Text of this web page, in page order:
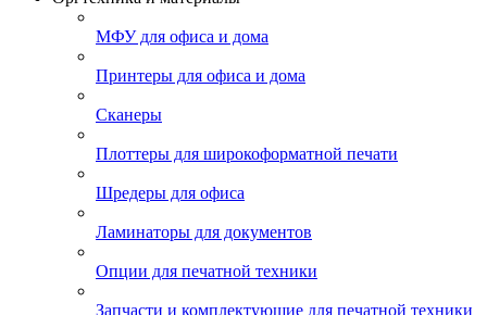
МФУ для офиса и дома
Принтеры для офиса и дома
Сканеры
Плоттеры для широкоформатной печати
Шредеры для офиса
Ламинаторы для документов
Опции для печатной техники
Запчасти и комплектующие для печатной техники